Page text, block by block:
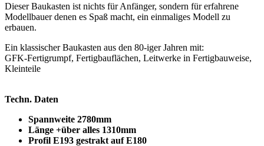
Dieser Baukasten ist nichts für Anfänger, sondern für erfahrene
Modellbauer denen es Spaß macht, ein einmaliges Modell zu
erbauen.
Ein klassischer Baukasten aus den 80-iger Jahren mit:
GFK-Fertigrumpf, Fertigbauflächen, Leitwerke in Fertigbauweise,
Kleinteile
Techn. Daten
Spannweite 2780mm
Länge +über alles 1310mm
Profil E193 gestrakt auf E180